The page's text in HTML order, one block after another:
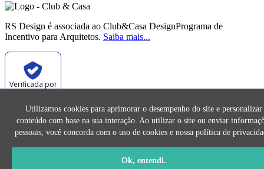
RS Design é associada ao Club&Casa DesignPrograma de
Incentivo para Arquitetos. Saiba mais...
Verificada por
As imagens e os conteúdos deste site são de exclusividade da RS
Design e não podem ser reproduzidos sem prévia autorização.
2026 | © RS Design | Todos os Direitos Reservados. |
Utilizamos cookies para aprimorar o desempenho do site e personalizar
conteúdo com base na sua interação. Ao utilizar o site ou enviar
pessoais, você concorda com o uso de cookies e nossa política de
Ok, entendi.